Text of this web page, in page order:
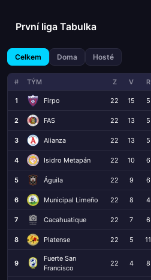
První liga Tabulka
Celkem Doma Hosté
# TÝM Z V R
1 Firpo 22 15 5
2 FAS 22 13 5
3 Alianza 22 13 5
4 Isidro Metapán 22 10 6
5 Águila 22 9 6
6 Municipal Limeño 22 8 4
7 Cacahuatique 22 7 6
8 Platense 22 5 11
9
Fuerte San
Francisco
22 4 8